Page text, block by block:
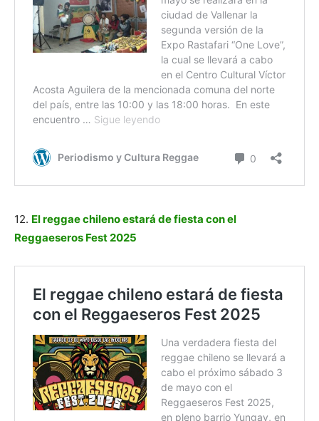
12. El reggae chileno estará de fiesta con el
Reggaeseros Fest 2025